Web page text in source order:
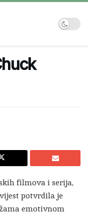
filmova i serija,
potvrdila je
emotivnom